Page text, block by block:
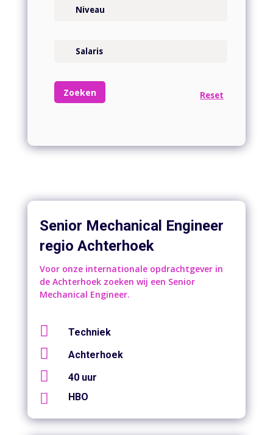
Senior Mechanical Engineer
regio Achterhoek
Voor onze internationale opdrachtgever in
de Achterhoek zoeken wij een Senior
Mechanical Engineer.
 Techniek
 Achterhoek
 40 uur
 HBO